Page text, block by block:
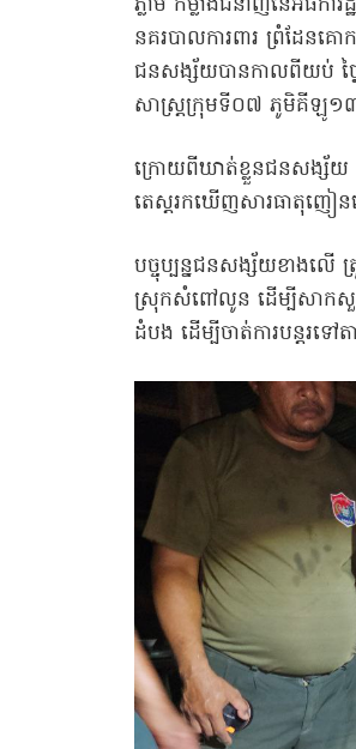
នគរបាលការពារ ព្រំដែនគ
ជនសង្ស័យបានកាលពីយប់ ថ្ង
សាស្រ្តក្រុមទី០៧ ភូមិគីឡូ១
ក្រោយពីឃាត់ខ្លួនជនសង្ស័យ
តេស្តរកឃើញសារធាតុញៀន
បច្ចុប្បន្នជនសង្ស័យខាងលើ
ស្រុកសំពៅលូន ដើម្បីសាកសួរ
ដំបង ដើម្បីចាត់ការបន្តរ